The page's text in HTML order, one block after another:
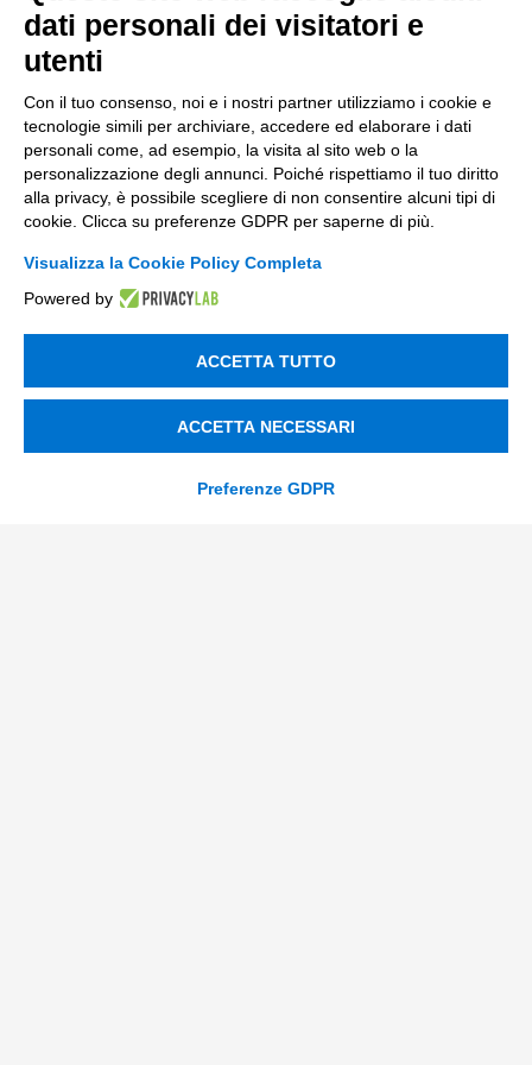
Bandi
Fondi Europei
Consulenza
ESG
Finanza
Nuovi Mercati
Innovazione di prodotto e processo
Data & BI
Trasformazione Digitale
Compliance Normativa Integrata
dati personali dei visitatori e
utenti
Con il tuo consenso, noi e i nostri partner utilizziamo i cookie e
tecnologie simili per archiviare, accedere ed elaborare i dati
personali come, ad esempio, la visita al sito web o la
personalizzazione degli annunci. Poiché rispettiamo il tuo diritto
alla privacy, è possibile scegliere di non consentire alcuni tipi di
cookie. Clicca su preferenze GDPR per saperne di più.
Visualizza la Cookie Policy Completa
Powered by
ACCETTA TUTTO
ACCETTA NECESSARI
Preferenze GDPR